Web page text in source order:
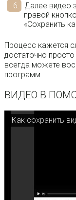
Далее видео
правой
«Сохранить
Процесс кажется
достаточно
всегда можете
программ.
ВИДЕО В
Как сохранить